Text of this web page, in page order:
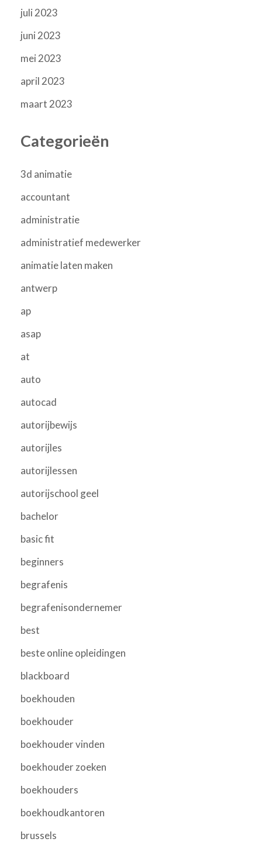
juli 2023
juni 2023
mei 2023
april 2023
maart 2023
Categorieën
3d animatie
accountant
administratie
administratief medewerker
animatie laten maken
antwerp
ap
asap
at
auto
autocad
autorijbewijs
autorijles
autorijlessen
autorijschool geel
bachelor
basic fit
beginners
begrafenis
begrafenisondernemer
best
beste online opleidingen
blackboard
boekhouden
boekhouder
boekhouder vinden
boekhouder zoeken
boekhouders
boekhoudkantoren
brussels